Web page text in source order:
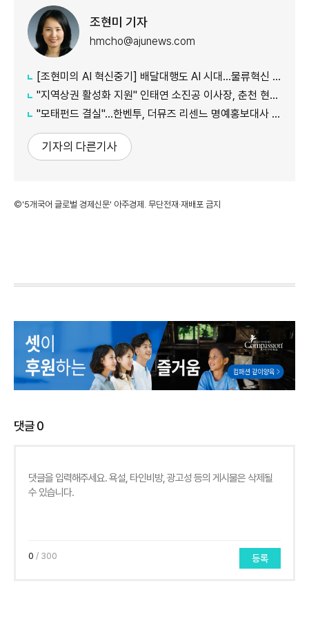
조현미 기자
hmcho@ajunews.com
[조현미의 AI 혁신중기] 배달대행도 AI 시대…물류혁신 선도하는 부릉
"지역상권 활성화 지원" 인태연 소진공 이사장, 춘천 현장방문
"모태펀드 결실"…한벤투, 더뮤즈 리센느 명예홍보대사 임명
기자의 다른기사
©'5개국어 글로벌 경제신문' 아주경제. 무단전재·재배포 금지
댓글0
0 / 300 등록